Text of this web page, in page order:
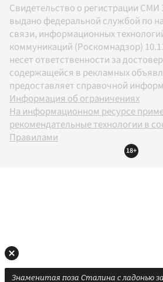
Свидетельство о регистрации
выдано федеральной службой по
связи, информационных
коммуникаций (Роскомнадзор)
несет ответственности за
содержащейся в рекламных
предоставляет справочной
Информация об ограничениях
На информационном ресурсе
рекомендательные технологии в
Правилами
18+
Знаменитая поза Сталина с ладонью